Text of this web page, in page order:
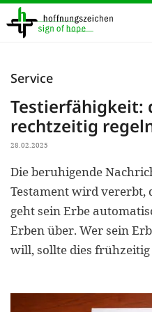
Direkt
zum
Inhalt
Service
Testierfähigkeit:
rechtzeitig
28.02.2025
Die beruhigende
Testament wird vererbt,
geht sein Erbe
Erben über. Wer sein
will, sollte dies